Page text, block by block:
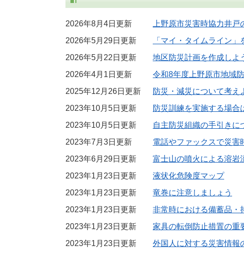
2026年8月4日更新
上野原市災害時協力井
2026年5月29日更新
「マイ・タイムライン」
2026年5月22日更新
地区防災計画を作成しよ
2026年4月1日更新
令和8年度上野原市地域
2025年12月26日更新
防災・減災について考え
2023年10月5日更新
防災訓練を実施する場合
2023年10月5日更新
自主防災組織の手引きに
2023年7月3日更新
電話やファックスで災害
2023年6月29日更新
富士山の噴火による溶岩
2023年1月23日更新
液状化危険度マップ
2023年1月23日更新
竜巻に注意しましょう
2023年1月23日更新
非常時における備蓄品・
2023年1月23日更新
家具の転倒防止措置の重
2023年1月23日更新
外国人に対する災害情報